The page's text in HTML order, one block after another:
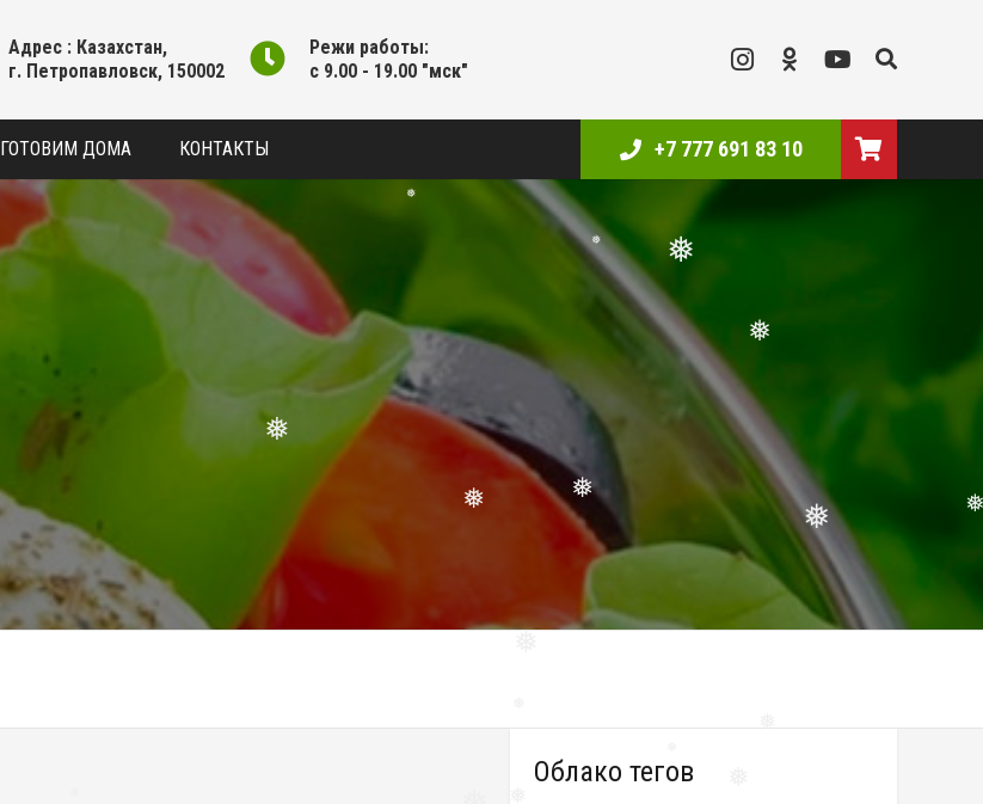
❅
❅
❅
❅
❅
❅
Адрес : Казахстан,
г. Петропавловск, 150002
Режи работы:
с 9.00 - 19.00 "мск"
ГОТОВИМ ДОМА КОНТАКТЫ +7 777 691 83 10
Облако тегов